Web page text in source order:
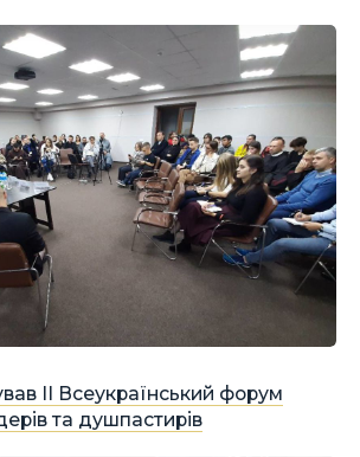
ІІ Всеукраїнський форум
та душпастирів